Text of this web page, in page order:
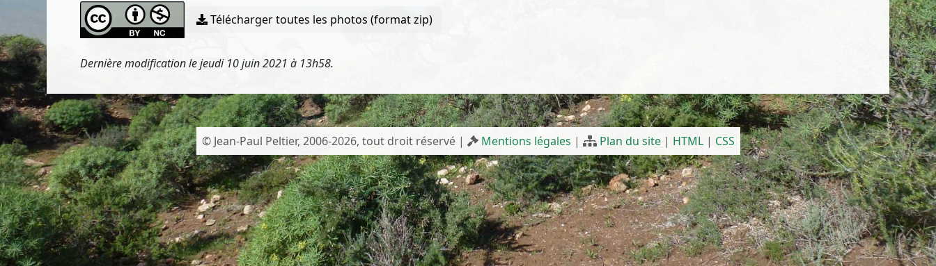
Télécharger toutes les photos (format zip)
Dernière modification le jeudi 10 juin 2021 à 13h58.
© Jean-Paul Peltier, 2006-2026, tout droit réservé | Mentions légales | Plan du site| HTML| CSS